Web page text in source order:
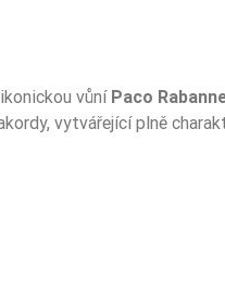
vůní Paco
vytvářející plně